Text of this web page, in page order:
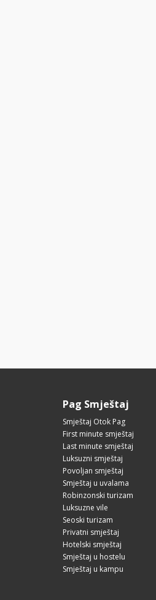
Pag Smještaj
Smještaj Otok Pag
First minute smještaj
Last minute smještaj
Luksuzni smještaj
Povoljan smještaj
Smještaj u uvalama
Robinzonski turizam
Luksuzne vile
Seoski turizam
Privatni smještaj
Hotelski smještaj
Smještaj u hostelu
Smještaj u kampu